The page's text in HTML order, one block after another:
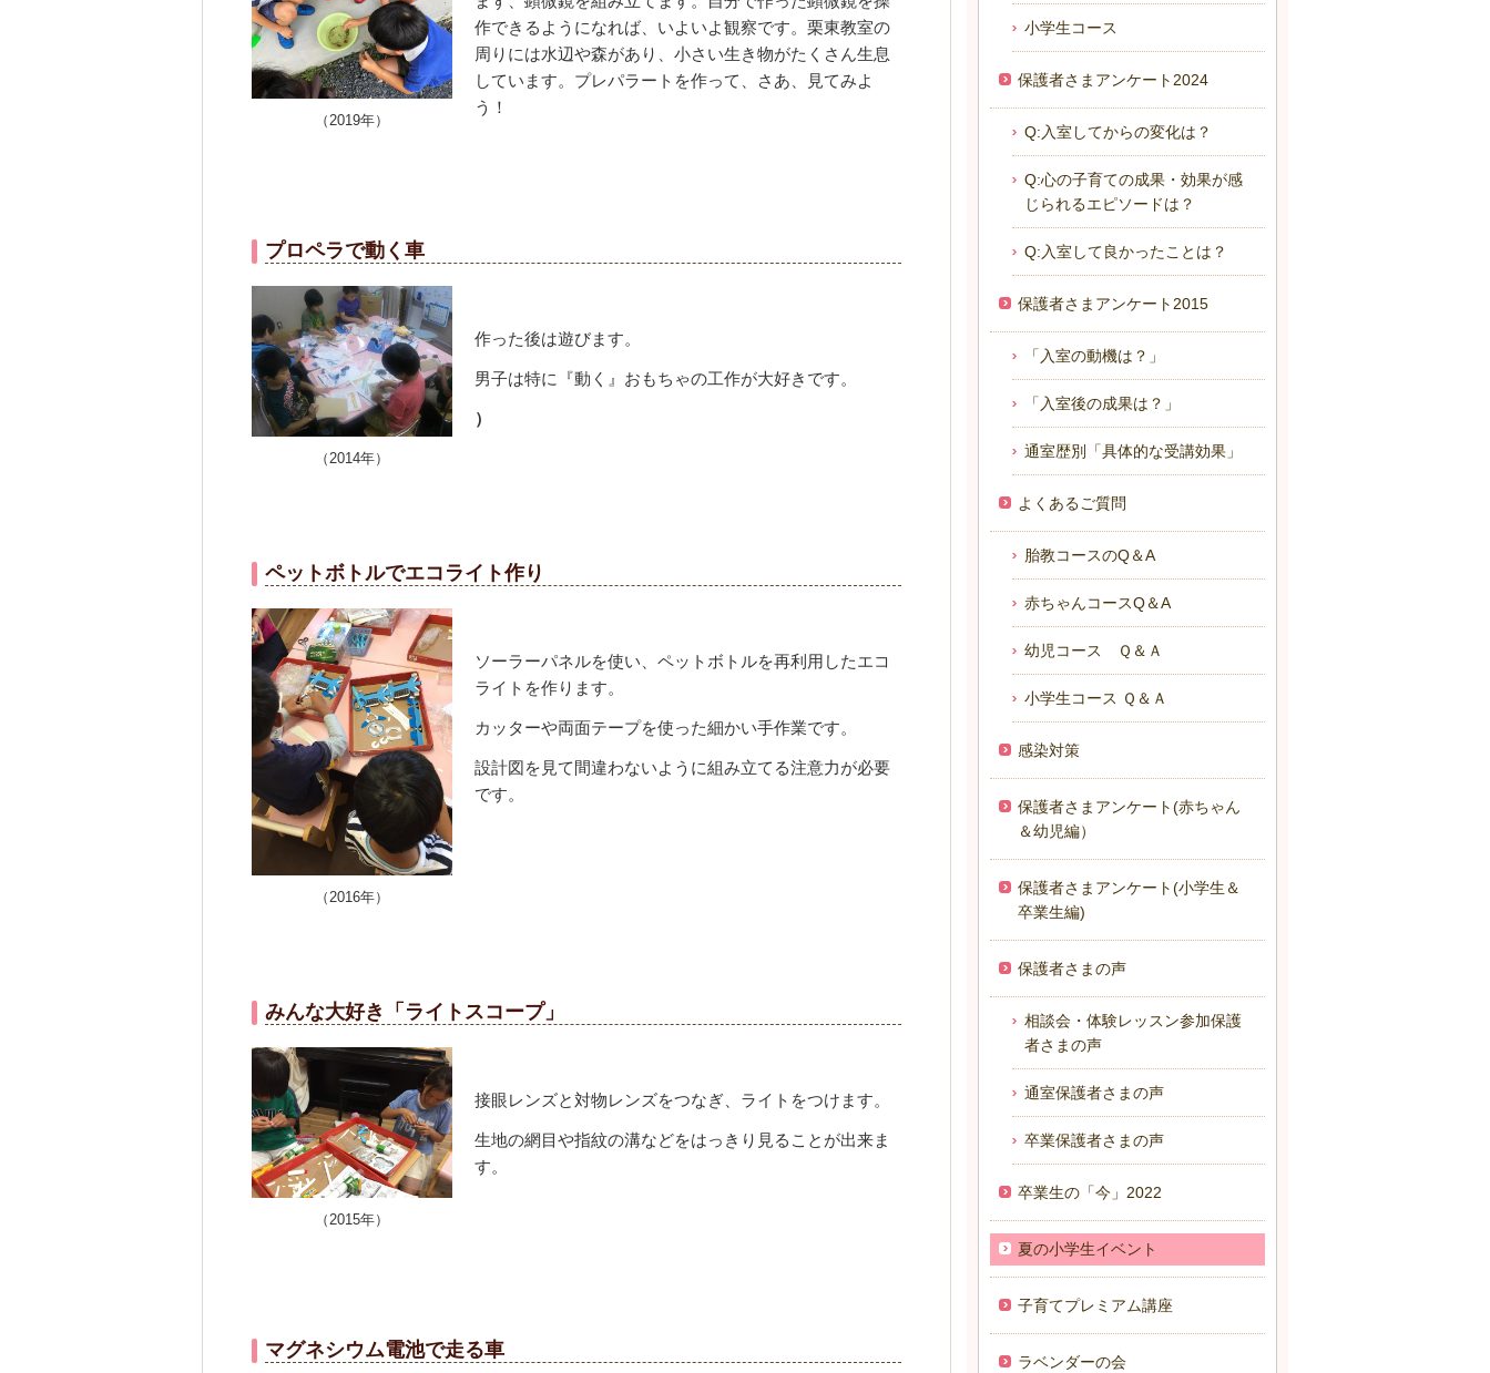
（2019年）
作できるようになれば、いよいよ観察です。栗東教室の
周りには水辺や森があり、小さい生き物がたくさん生息
しています。プレパラートを作って、さあ、見てみよ
う！
プロペラで動く車
（2014年）
作った後は遊びます。
男子は特に『動く』おもちゃの工作が大好きです。
）
ペットボトルでエコライト作り
（2016年）
ソーラーパネルを使い、 ペットボトルを再利用したエコ
ライトを作ります。
カッターや両面テープを使った細かい手作業です。
設計図を見て間違わないように組み立てる注意力が必要
です。
みんな大好き「ライトスコープ」
（2015年）
接眼レンズと対物レンズをつなぎ、ライトをつけます。
生地の網目や指紋の溝などをはっきり見ることが出来ま
す。
マグネシウム電池で走る車
小学生コース
保護者さまアンケート2024
Q:入室してからの変化は？
Q:心の子育ての成果・効果が感
じられるエピソードは？
Q:入室して良かったことは？
保護者さまアンケート2015
「入室の動機は？」
「入室後の成果は？」
通室歴別「具体的な受講効果」
よくあるご質問
胎教コースのQ＆A
赤ちゃんコースQ＆A
幼児コース Ｑ＆Ａ
小学生コース Ｑ＆Ａ
感染対策
保護者さまアンケート(赤ちゃん
＆幼児編）
保護者さまアンケート(小学生＆
卒業生編)
保護者さまの声
相談会・体験レッスン参加保護
者さまの声
通室保護者さまの声
卒業保護者さまの声
卒業生の「今」2022
夏の小学生イベント
子育てプレミアム講座
ラベンダーの会